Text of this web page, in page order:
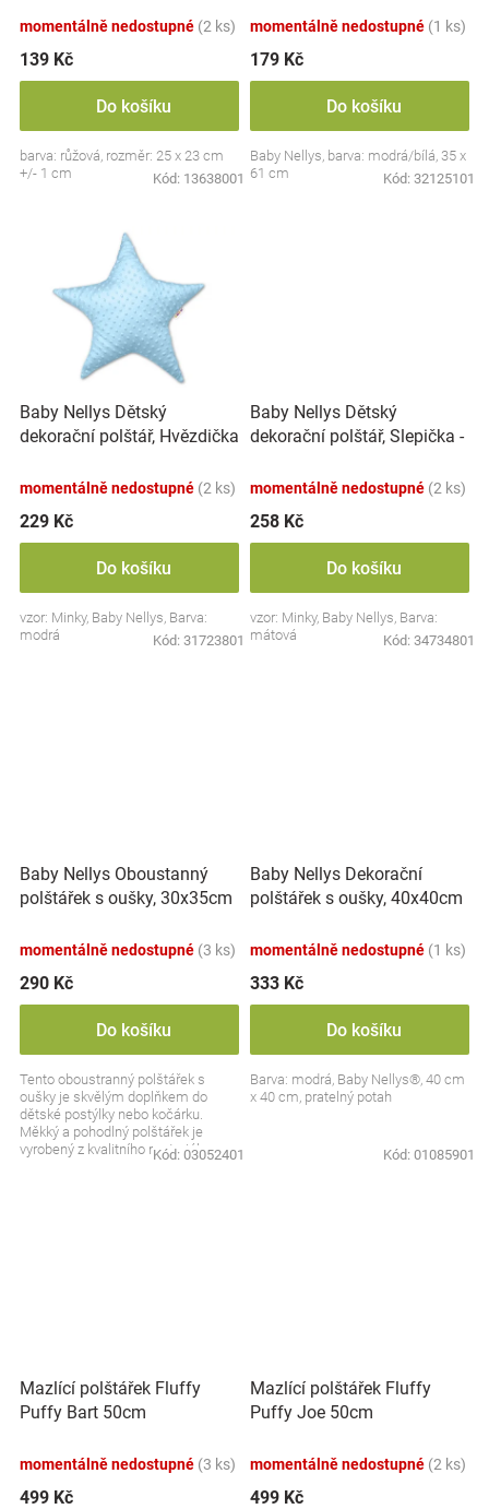
Značky
Hračkářství
t
ů
momentálně nedostupné (2 ks)
139 Kč
Do košíku
barva: růžová, rozměr: 25 x 23 cm
+/- 1 cm
Kód: 13638001
momentálně nedostupné (1 ks)
179 Kč
Do košíku
Baby Nellys, barva: modrá/bílá, 35 x
61 cm
Kód: 32125101
Baby Nellys Dětský
dekorační polštář, Hvězdička
momentálně nedostupné (2 ks)
229 Kč
Do košíku
vzor: Minky, Baby Nellys, Barva:
modrá
Kód: 31723801
Baby Nellys Dětský
dekorační polštář, Slepička -
momentálně nedostupné (2 ks)
258 Kč
Do košíku
vzor: Minky, Baby Nellys, Barva:
mátová
Kód: 34734801
Baby Nellys Oboustanný
polštářek s oušky, 30x35cm
momentálně nedostupné (3 ks)
290 Kč
Do košíku
Tento oboustranný polštářek s
oušky je skvělým doplňkem do
dětské postýlky nebo kočárku.
Měkký a pohodlný polštářek je
vyrobený z kvalitního materiálu,
Kód: 03052401
Baby Nellys Dekorační
polštářek s oušky, 40x40cm
momentálně nedostupné (1 ks)
333 Kč
Do košíku
Barva: modrá, Baby Nellys®, 40 cm
x 40 cm, pratelný potah
Kód: 01085901
Mazlící polštářek Fluffy
Puffy Bart 50cm
momentálně nedostupné (3 ks)
499 Kč
Mazlící polštářek Fluffy
Puffy Joe 50cm
momentálně nedostupné (2 ks)
499 Kč